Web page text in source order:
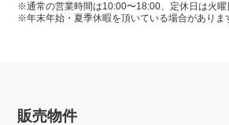
※通常の営業時間は10:00〜18:00、定休日は火曜
※年末年始・夏季休暇を頂いている場合がありま
販売物件